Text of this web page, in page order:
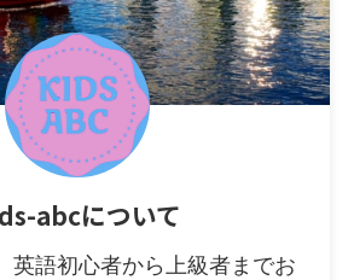
abcについて
英語初心者から上級者までお